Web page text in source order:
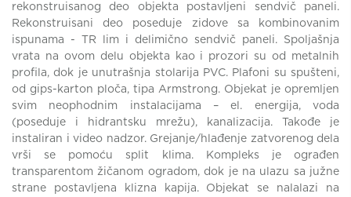
rekonstruisanog deo objekta postavljeni sendvič paneli.
Rekonstruisani deo poseduje zidove sa kombinovanim
ispunama - TR lim i delimično sendvič paneli. Spoljašnja
vrata na ovom delu objekta kao i prozori su od metalnih
profila, dok je unutrašnja stolarija PVC. Plafoni su spušteni,
od gips-karton ploča, tipa Armstrong. Objekat je opremljen
svim neophodnim instalacijama – el. energija, voda
(poseduje i hidrantsku mrežu), kanalizacija. Takođe je
instaliran i video nadzor. Grejanje/hlađenje zatvorenog dela
vrši se pomoću split klima. Kompleks je ograđen
transparentom žičanom ogradom, dok je na ulazu sa južne
strane postavljena klizna kapija. Objekat se nalalazi na